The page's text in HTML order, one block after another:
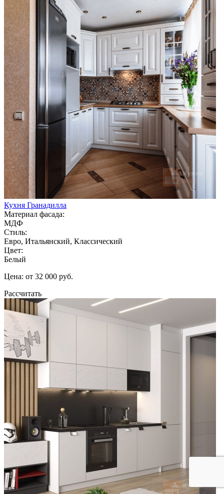
Кухня Гранадилла
Материал фасада:
МДФ
Стиль:
Евро, Итальянский, Классический
Цвет:
Белый
Цена: от 32 000 руб.
Рассчитать